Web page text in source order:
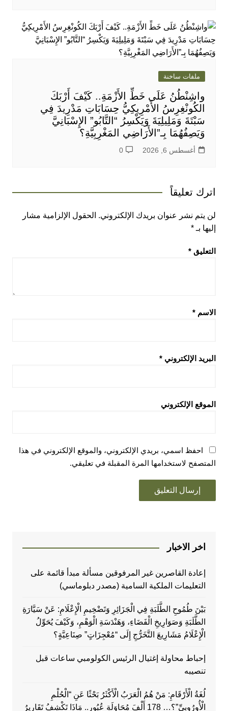
ملفات ساخنة
واشِنْطُنُ عَلَى خَطِّ الأَزْمَةِ.. كَيْفَ أَرْبَكَ
الكُونْغِرِسُ الأَمْرِيكِيُّ حِسَابَاتِ مَدْرِيدَ فِي
سَبْتَةَ وَمَلِيلِيَةَ وَيَكْسِرُ “التَّابُو” الإِسْبَانِيَّ
وَيَصِفُهُمَا بِـ”الأَرَاضِي المَغْرِبِيَّةِ؟
أغسطس 6, 2026 0
اترك تعليقاً
لن يتم نشر عنوان بريدك الإلكتروني. الحقول الإلزامية مشار
إليها بـ *
التعليق *
الاسم *
البريد الإلكتروني *
الموقع الإلكتروني
احفظ اسمي، بريدي الإلكتروني، والموقع الإلكتروني في هذا
المتصفح لاستخدامها المرة المقبلة في تعليقي.
اخر الاخبار
إعادة القاصرين غير المرفوقين مسألة مبدأ قائمة على
التعليمات الملكية السامية (مصدر دبلوماسي)
بَيْنَ طُمُوحِ الطَّلَبَةِ فِي الْجَزَائِرِ وَتَضْخِيمِ الْإِعْلَامِ: عَنْ سَيَّارَةِ
الطَّلَبَةِ وَصَوَارِيخِ الْفَضَاءِ، وَهَنْدَسَةِ الْوَهْمِ، وَكَيْفَ يُحَوِّلُ
الْإِعْلَامُ مَشَارِيعَ التَّخَرُّجِ إِلَى “مُعْجِزَاتٍ” صِنَاعِيَّةٍ؟
إحباط محاولة إغتيال الرئيس الكولومبي ساعات قبل
تنصيبه
لُغَةُ الْأَرْقَامِ: مَنْ هُمُ الْعَرَبُ الْأَكْثَرُ بَحْثًا عَنِ “الْحُلْمِ
الْأُورُوبِيِّ”؟… 178 أَلْفَ مُحَاوَلَةِ عُبُورٍ.. مَاذَا تَكْشِفُ تَقَارِيرُ